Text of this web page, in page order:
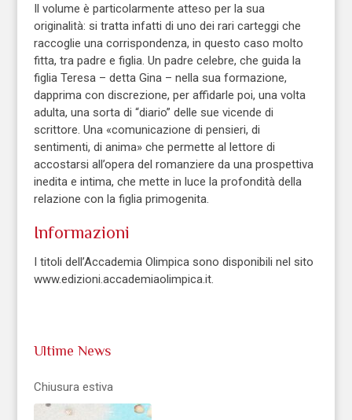
Il volume è particolarmente atteso per la sua
originalità: si tratta infatti di uno dei rari carteggi che
raccoglie una corrispondenza, in questo caso molto
fitta, tra padre e figlia. Un padre celebre, che guida la
figlia Teresa – detta Gina – nella sua formazione,
dapprima con discrezione, per affidarle poi, una volta
adulta, una sorta di “diario” delle sue vicende di
scrittore. Una «comunicazione di pensieri, di
sentimenti, di anima» che permette al lettore di
accostarsi all’opera del romanziere da una prospettiva
inedita e intima, che mette in luce la profondità della
relazione con la figlia primogenita.
Informazioni
I titoli dell’Accademia Olimpica sono disponibili nel sito
www.edizioni.accademiaolimpica.it.
Ultime News
Chiusura estiva